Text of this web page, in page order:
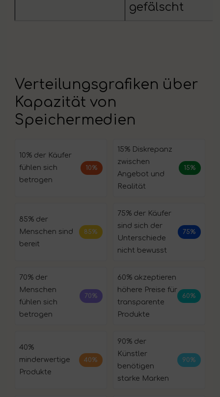
gefälscht
Verteilungsgrafiken über
Kapazität von
Speichermedien
10% der Käufer
fühlen sich
betrogen
10%
15% Diskrepanz
zwischen
Angebot und
Realität
15%
85% der
Menschen sind
bereit
85%
75% der Käufer
sind sich der
Unterschiede
nicht bewusst
75%
70% der
Menschen
fühlen sich
betrogen
70%
60% akzeptieren
höhere Preise für
transparente
Produkte
60%
40%
minderwertige
Produkte
40%
90% der
Künstler
benötigen
starke Marken
90%